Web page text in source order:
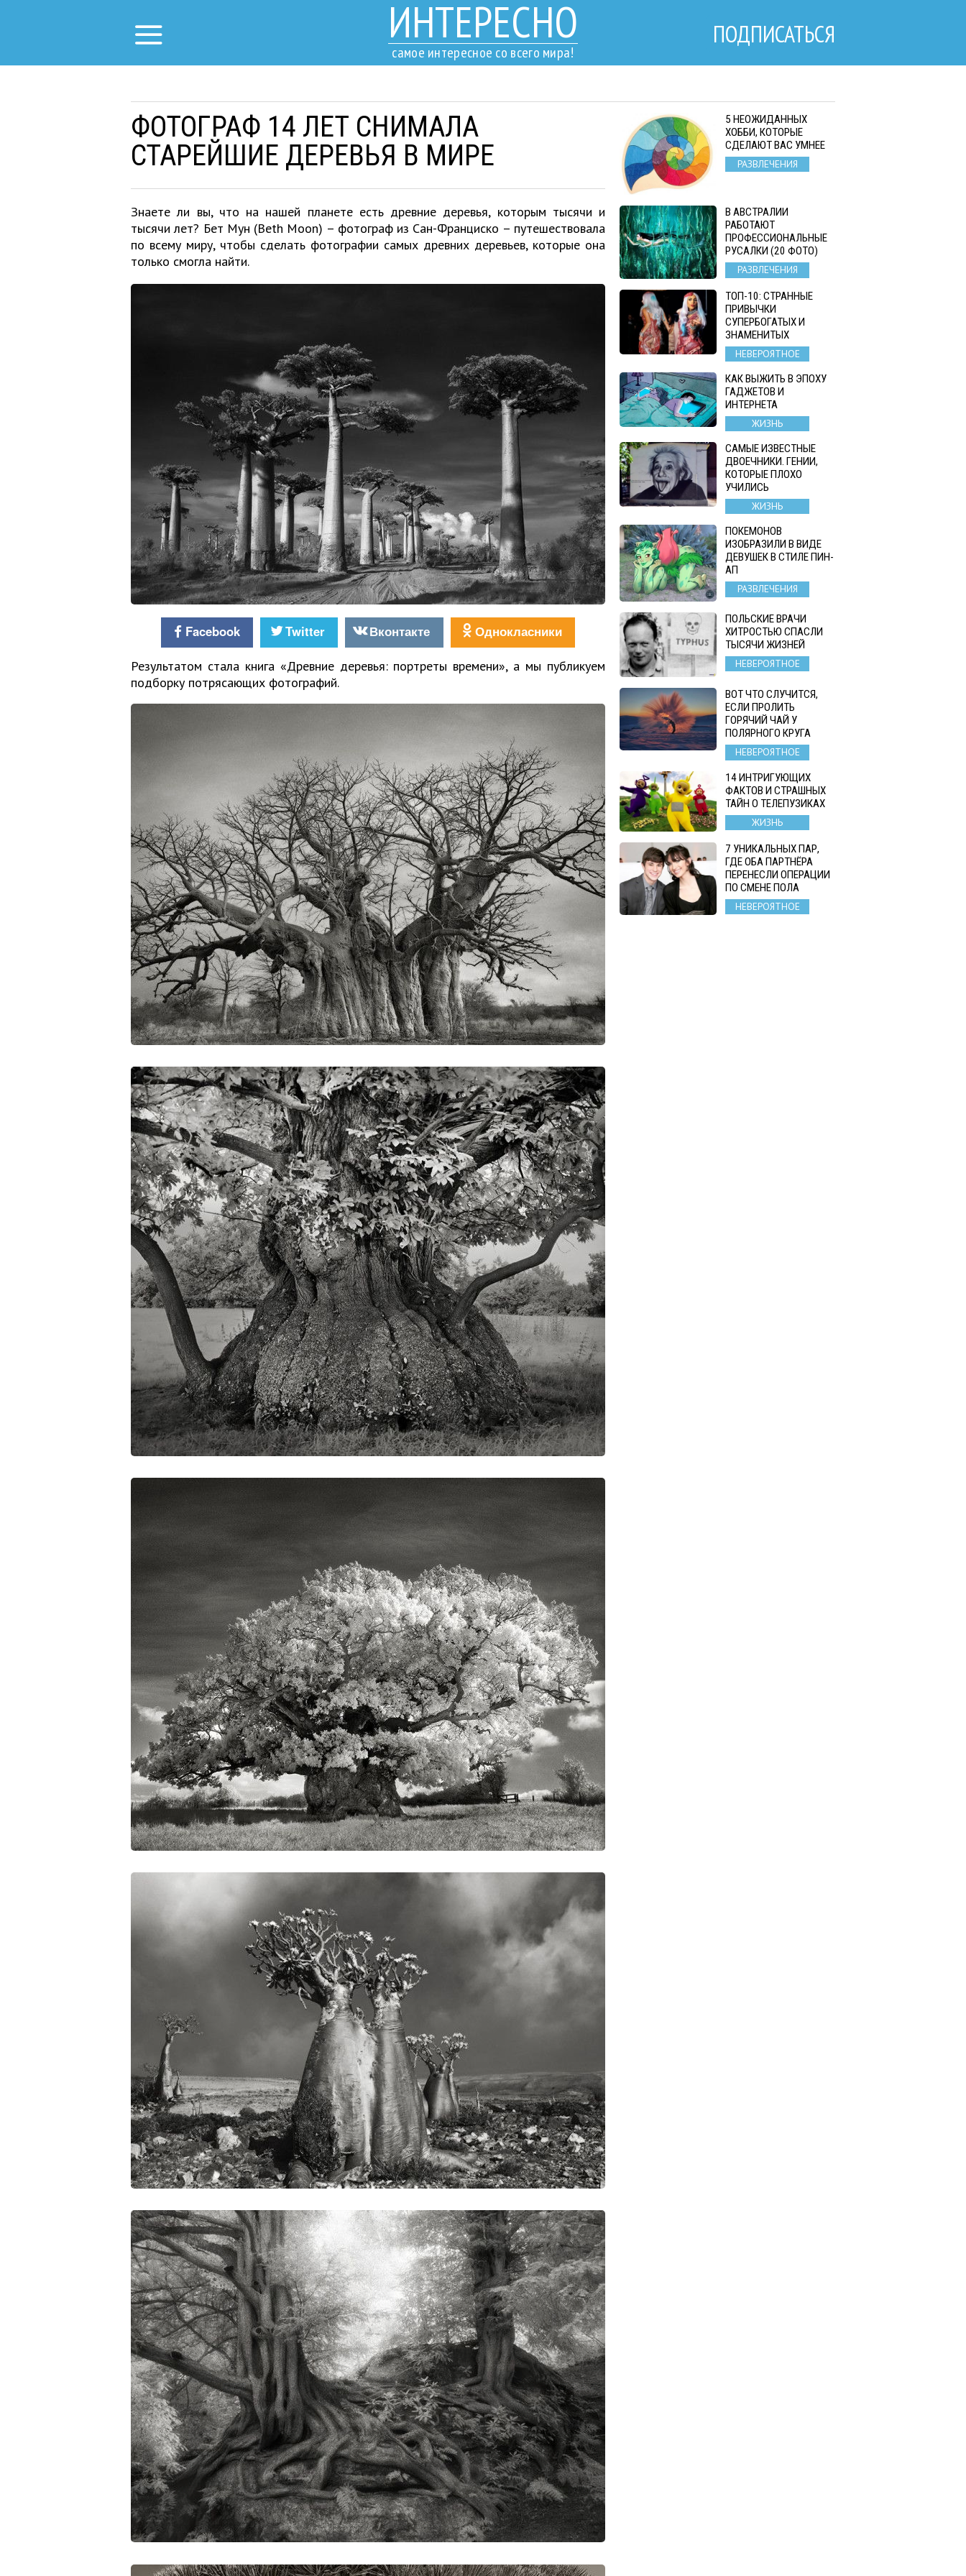
ИНТЕРЕСНО
самое интересное со всего мира!
ПОДПИСАТЬСЯ
ФОТОГРАФ 14 ЛЕТ СНИМАЛА
СТАРЕЙШИЕ ДЕРЕВЬЯ В МИРЕ
Знаете ли вы, что на нашей планете есть древние деревья, которым тысячи и
тысячи лет? Бет Мун (Beth Moon) – фотограф из Сан-Франциско – путешествовала
по всему миру, чтобы сделать фотографии самых древних деревьев, которые она
только смогла найти.
Facebook Twitter Вконтакте Однокласники
Результатом стала книга «Древние деревья: портреты времени», а мы публикуем
подборку потрясающих фотографий.
5 НЕОЖИДАННЫХ
ХОББИ, КОТОРЫЕ
СДЕЛАЮТ ВАС УМНЕЕ
РАЗВЛЕЧЕНИЯ
В АВСТРАЛИИ
РАБОТАЮТ
ПРОФЕССИОНАЛЬНЫЕ
РУСАЛКИ (20 ФОТО)
РАЗВЛЕЧЕНИЯ
ТОП-10: СТРАННЫЕ
ПРИВЫЧКИ
СУПЕРБОГАТЫХ И
ЗНАМЕНИТЫХ
НЕВЕРОЯТНОЕ
КАК ВЫЖИТЬ В ЭПОХУ
ГАДЖЕТОВ И
ИНТЕРНЕТА
ЖИЗНЬ
САМЫЕ ИЗВЕСТНЫЕ
ДВОЕЧНИКИ. ГЕНИИ,
КОТОРЫЕ ПЛОХО
УЧИЛИСЬ
ЖИЗНЬ
ПОКЕМОНОВ
ИЗОБРАЗИЛИ В ВИДЕ
ДЕВУШЕК В СТИЛЕ ПИН-
АП
РАЗВЛЕЧЕНИЯ
ПОЛЬСКИЕ ВРАЧИ
ХИТРОСТЬЮ СПАСЛИ
ТЫСЯЧИ ЖИЗНЕЙ
НЕВЕРОЯТНОЕ
ВОТ ЧТО СЛУЧИТСЯ,
ЕСЛИ ПРОЛИТЬ
ГОРЯЧИЙ ЧАЙ У
ПОЛЯРНОГО КРУГА
НЕВЕРОЯТНОЕ
14 ИНТРИГУЮЩИХ
ФАКТОВ И СТРАШНЫХ
ТАЙН О ТЕЛЕПУЗИКАХ
ЖИЗНЬ
7 УНИКАЛЬНЫХ ПАР,
ГДЕ ОБА ПАРТНЁРА
ПЕРЕНЕСЛИ ОПЕРАЦИИ
ПО СМЕНЕ ПОЛА
НЕВЕРОЯТНОЕ